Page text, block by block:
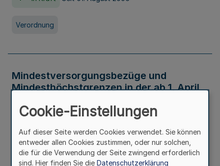
Verordnung
Mindestversorgungsbezüge und
Mindesthöchstgrenzen in der ab 1. April
Verwaltungsvorschrift
Cookie-Einstellungen
Auf dieser Seite werden Cookies verwendet. Sie können
entweder allen Cookies zustimmen, oder nur solchen,
die für die Verwendung der Seite zwingend erforderlich
sind. Hier finden Sie die Datenschutzerklärung